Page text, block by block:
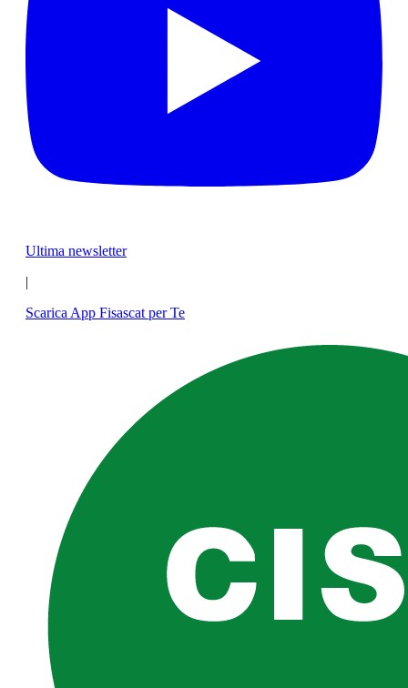
Ultima newsletter
|
Scarica App Fisascat per Te